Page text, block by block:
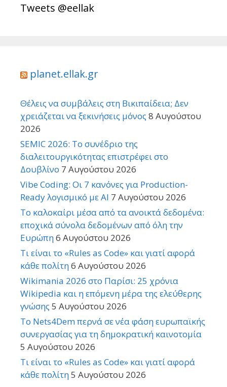
Tweets @eellak
planet.ellak.gr
Θέλεις να συμβάλεις στη Βικιπαίδεια; Δεν
χρειάζεται να ξεκινήσεις μόνος 8 Αυγούστου
2026
SEMIC 2026: Το συνέδριο της
διαλειτουργικότητας επιστρέφει στο
Δουβλίνο 7 Αυγούστου 2026
Vibe Coding: Οι 7 κανόνες για Production-
Ready λογισμικό με AI 7 Αυγούστου 2026
Το καλοκαίρι μέσα από τα ανοικτά δεδομένα:
εποχικά σύνολα δεδομένων από όλη την
Ευρώπη6 Αυγούστου 2026
Τι είναι το «Rules as Code» και γιατί αφορά
κάθε πολίτη6 Αυγούστου 2026
Wikimania 2026 στο Παρίσι: 25 χρόνια
Wikipedia και η επόμενη μέρα της ελεύθερης
γνώσης 5 Αυγούστου 2026
Το Nets4Dem περνά σε νέα φάση ευρωπαϊκής
συνεργασίας για τη δημοκρατική καινοτομία
5 Αυγούστου 2026
Τι είναι το «Rules as Code» και γιατί αφορά
κάθε πολίτη5 Αυγούστου 2026